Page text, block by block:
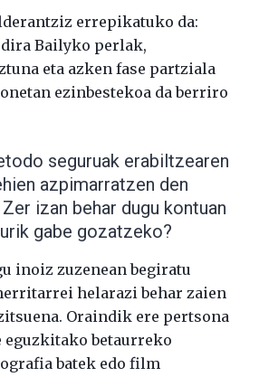
errepikatuko da:
Bailyko perlak,
eta azken fase partziala
ezinbestekoa da berriro
seguruak erabiltzearen
azpimarratzen den
izan behar dugu kontuan
gabe gozatzeko?
inoiz zuzenean begiratu
helarazi behar zaien
Oraindik ere pertsona
eguzkitako betaurreko
batek edo film